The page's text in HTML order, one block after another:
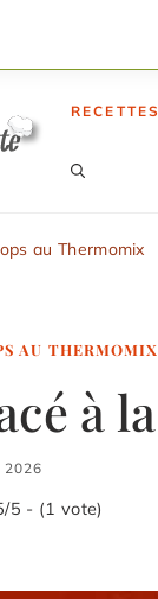
au Thermomix
AU THERMOMIX
à
2026
5 - (1 vote)